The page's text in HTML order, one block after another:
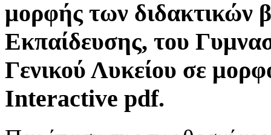
μορφής των διδακτικών
Εκπαίδευσης, του
Γενικού Λυκείου σε
Interactive pdf.